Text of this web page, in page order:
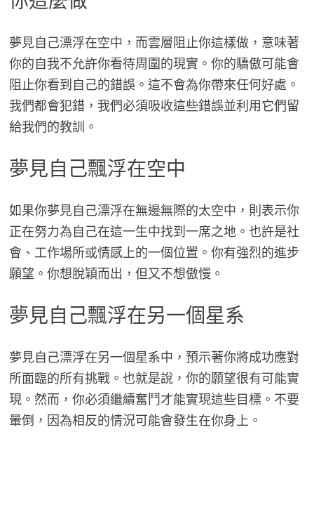
夢見自己漂浮在空中，而雲層阻止你這樣做，意味著
你的自我不允許你看待周圍的現實。你的驕傲可能會
阻止你看到自己的錯誤。這不會為你帶來任何好處。
我們都會犯錯，我們必須吸收這些錯誤並利用它們留
給我們的教訓。
夢見自己飄浮在空中
如果你夢見自己漂浮在無邊無際的太空中，則表示你
正在努力為自己在這一生中找到一席之地。也許是社
會、工作場所或情感上的一個位置。你有強烈的進步
願望。你想脫穎而出，但又不想傲慢。
夢見自己飄浮在另一個星系
夢見自己漂浮在另一個星系中，預示著你將成功應對
所面臨的所有挑戰。也就是說，你的願望很有可能實
現。然而，你必須繼續奮鬥才能實現這些目標。不要
暈倒，因為相反的情況可能會發生在你身上。